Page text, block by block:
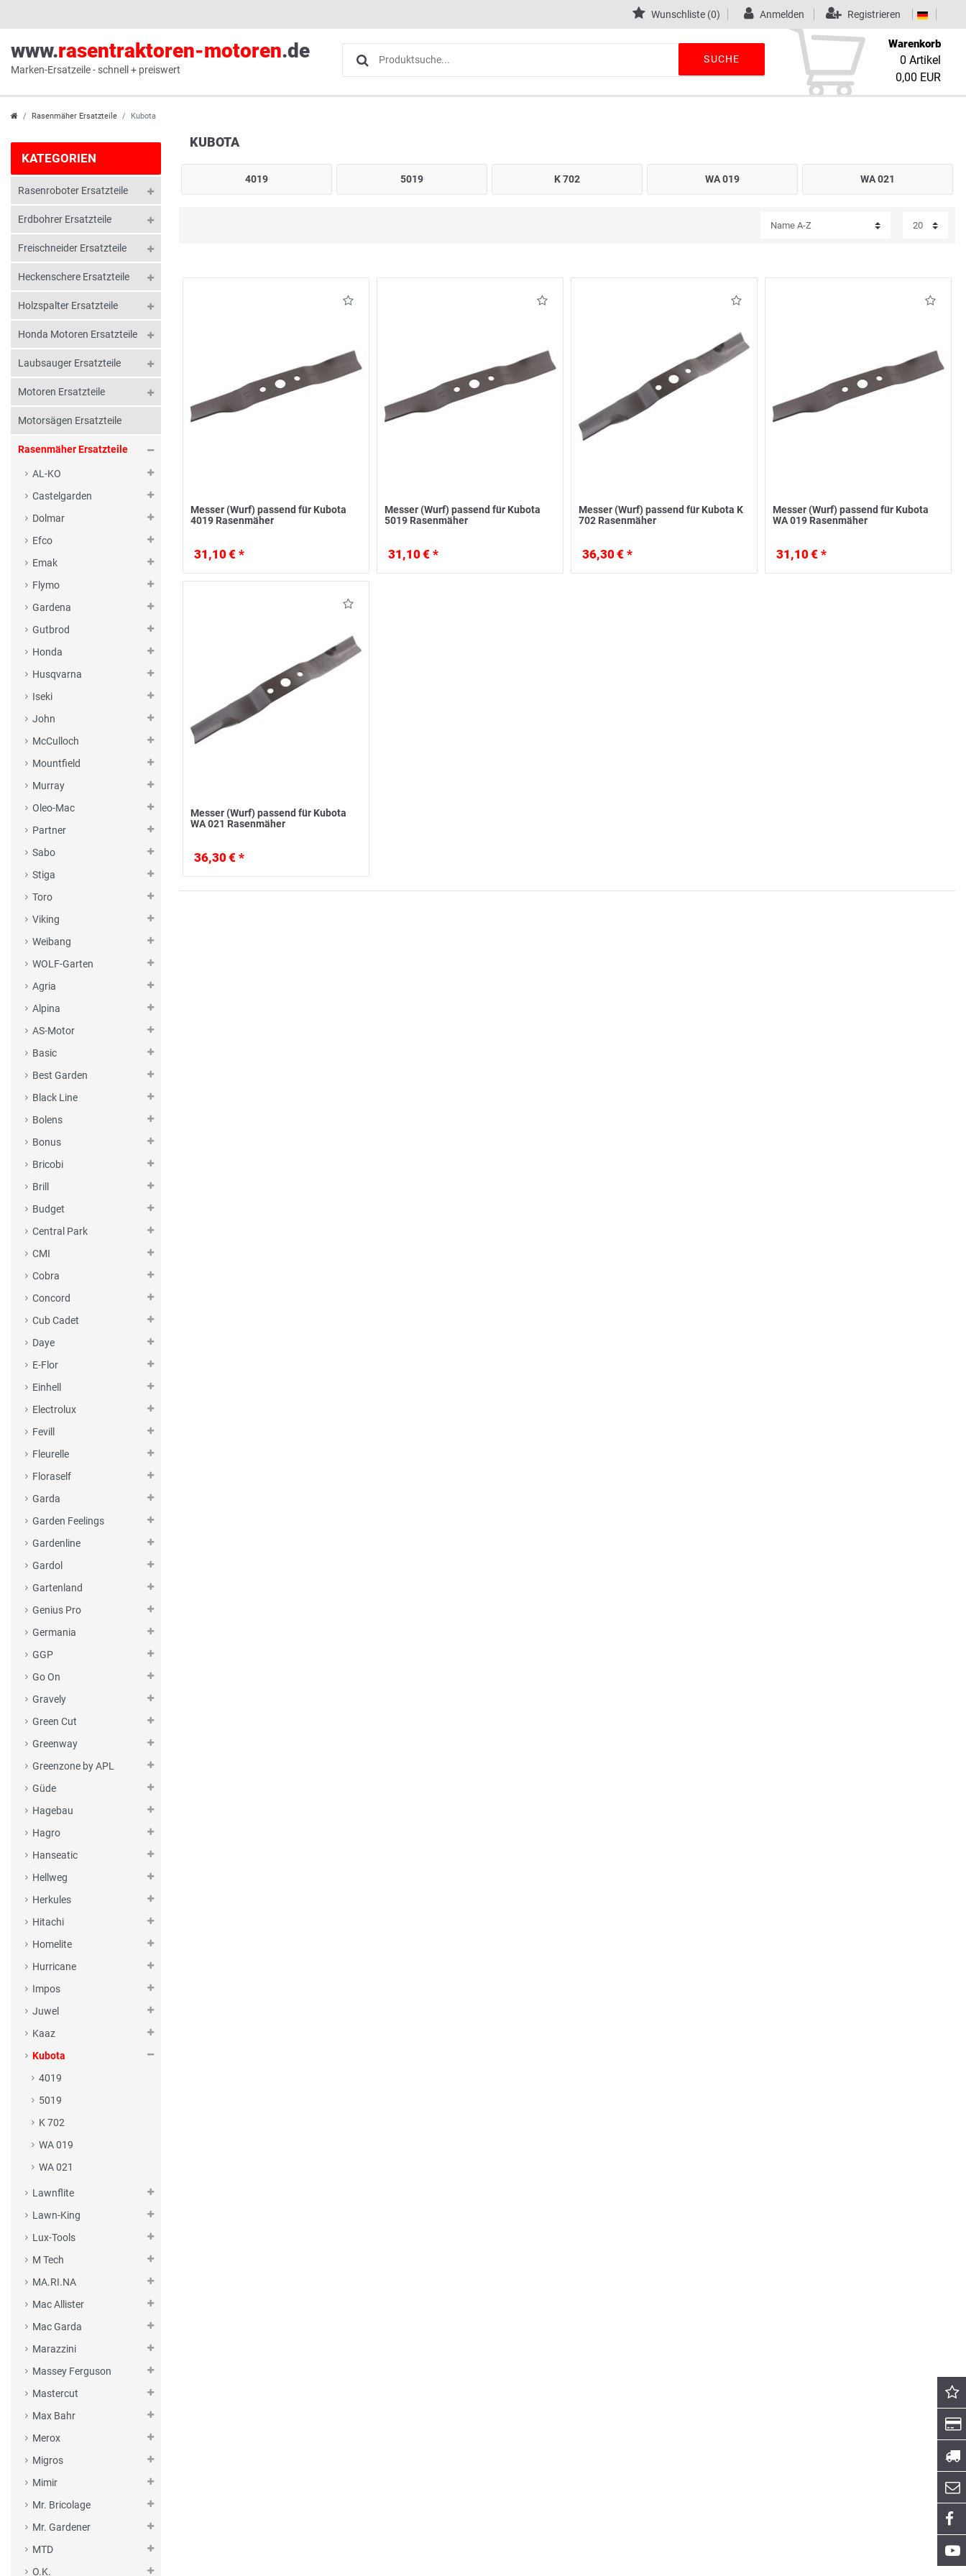
Wunschliste (0) Anmelden Registrieren
www.rasentraktoren-motoren.de
Marken-Ersatzeile - schnell + preiswert
SUCHE
Warenkorb
0 Artikel
0,00 EUR
Rasenmäher Ersatzteile Kubota
KATEGORIEN
Rasenroboter Ersatzteile
Erdbohrer Ersatzteile
Freischneider Ersatzteile
Heckenschere Ersatzteile
Holzspalter Ersatzteile
Honda Motoren Ersatzteile
Laubsauger Ersatzteile
Motoren Ersatzteile
Motorsägen Ersatzteile
Rasenmäher Ersatzteile
AL-KO
Castelgarden
Dolmar
Efco
Emak
Flymo
Gardena
Gutbrod
Honda
Husqvarna
Iseki
John
McCulloch
Mountfield
Murray
Oleo-Mac
Partner
Sabo
Stiga
Toro
Viking
Weibang
WOLF-Garten
Agria
Alpina
AS-Motor
Basic
Best Garden
Black Line
Bolens
Bonus
Bricobi
Brill
Budget
Central Park
CMI
Cobra
Concord
Cub Cadet
Daye
E-Flor
Einhell
Electrolux
Fevill
Fleurelle
Floraself
Garda
Garden Feelings
Gardenline
Gardol
Gartenland
Genius Pro
Germania
GGP
Go On
Gravely
Green Cut
Greenway
Greenzone by APL
Güde
Hagebau
Hagro
Hanseatic
Hellweg
Herkules
Hitachi
Homelite
Hurricane
Impos
Juwel
Kaaz
Kubota
4019
5019
K 702
WA 019
WA 021
Lawnflite
Lawn-King
Lux-Tools
M Tech
MA.RI.NA
Mac Allister
Mac Garda
Marazzini
Massey Ferguson
Mastercut
Max Bahr
Merox
Migros
Mimir
Mr. Bricolage
Mr. Gardener
MTD
O.K.
KUBOTA
4019 5019 K 702 WA 019 WA 021
Messer (Wurf) passend für Kubota
4019 Rasenmäher
31,10 € *
Messer (Wurf) passend für Kubota
5019 Rasenmäher
31,10 € *
Messer (Wurf) passend für Kubota K
702 Rasenmäher
36,30 € *
Messer (Wurf) passend für Kubota
WA 019 Rasenmäher
31,10 € *
Messer (Wurf) passend für Kubota
WA 021 Rasenmäher
36,30 € *